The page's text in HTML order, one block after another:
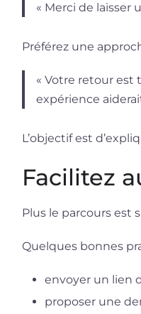
« Merci de laisser
Préférez une
« Votre retour est
expérience
L’objectif est
Facilitez
Plus le parcours est
Quelques bonnes
envoyer un lien
proposer une